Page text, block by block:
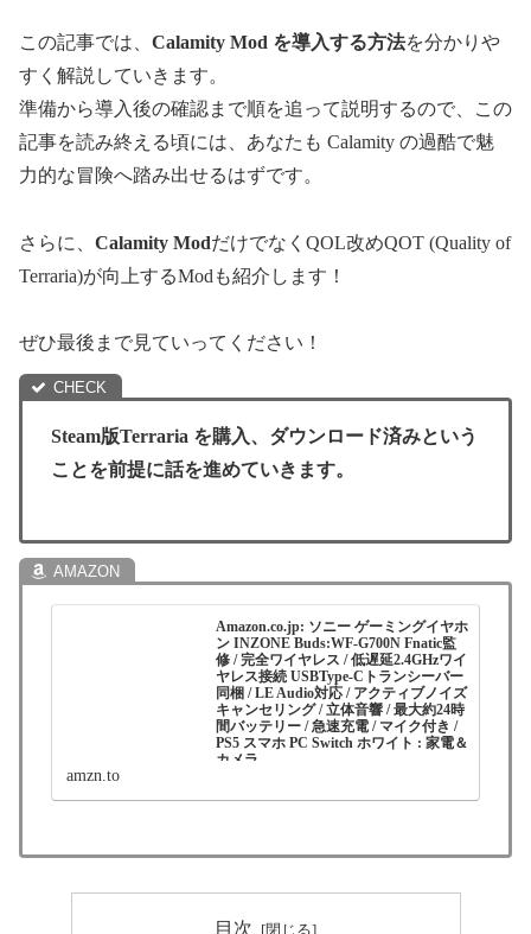
この記事では、 Calamity Mod を導入する方法を分かりや
すく解説していきます。
準備から導入後の確認まで順を追って説明するので、この
記事を読み終える頃には、あなたも Calamity の過酷で魅
力的な冒険へ踏み出せるはずです。
さらに、 Calamity ModだけでなくQOL改めQOT (Quality of
Terraria)が向上するModも紹介します！
ぜひ最後まで見ていってください！
Steam版Terraria を購入、ダウンロード済みという
ことを前提に話を進めていきます。
Amazon.co.jp: ソニー ゲーミングイヤホ
ン INZONE Buds:WF-G700N Fnatic監
修 / 完全ワイヤレス / 低遅延2.4GHzワイ
ヤレス接続 USBType-Cトランシーバー
同梱 / LE Audio対応 / アクティブノイズ
キャンセリング / 立体音響 / 最大約24時
間バッテリー / 急速充電 / マイク付き /
PS5 スマホ PC Switch ホワイト : 家電＆
カメラ
ヤレス / 低遅延2.4GHzワイヤレス接続
amzn.to
目次